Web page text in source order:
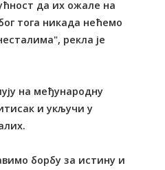
да их ожале на
тога никада нећемо
рекла је
на међународну
и укључи у
борбу за истину и